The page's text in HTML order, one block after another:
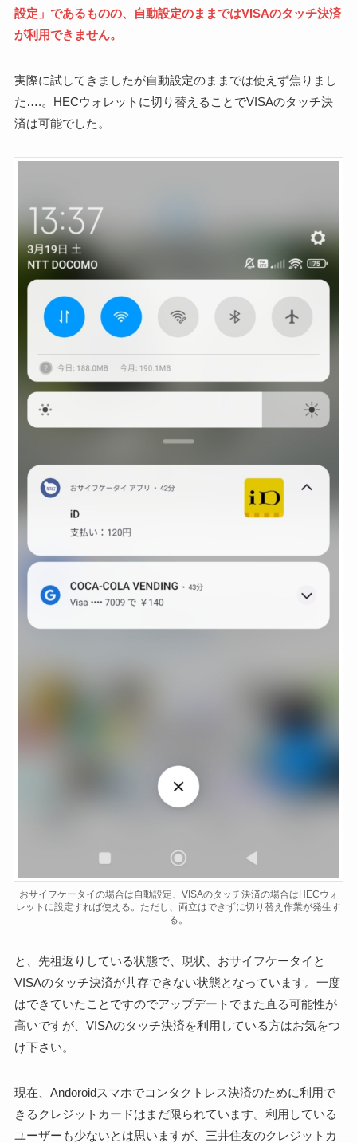
設定」であるものの、自動設定のままではVISAのタッチ決済
が利用できません。
実際に試してきましたが自動設定のままでは使えず焦りまし
た….。HECウォレットに切り替えることでVISAのタッチ決
済は可能でした。
おサイフケータイの場合は自動設定、VISAのタッチ決済の場合はHECウォ
レットに設定すれば使える。ただし、両立はできずに切り替え作業が発生す
る。
と、先祖返りしている状態で、現状、おサイフケータイと
VISAのタッチ決済が共存できない状態となっています。一度
はできていたことですのでアップデートでまた直る可能性が
高いですが、VISAのタッチ決済を利用している方はお気をつ
け下さい。
現在、Andoroidスマホでコンタクトレス決済のために利用で
きるクレジットカードはまだ限られています。利用している
ユーザーも少ないとは思いますが、三井住友のクレジットカ